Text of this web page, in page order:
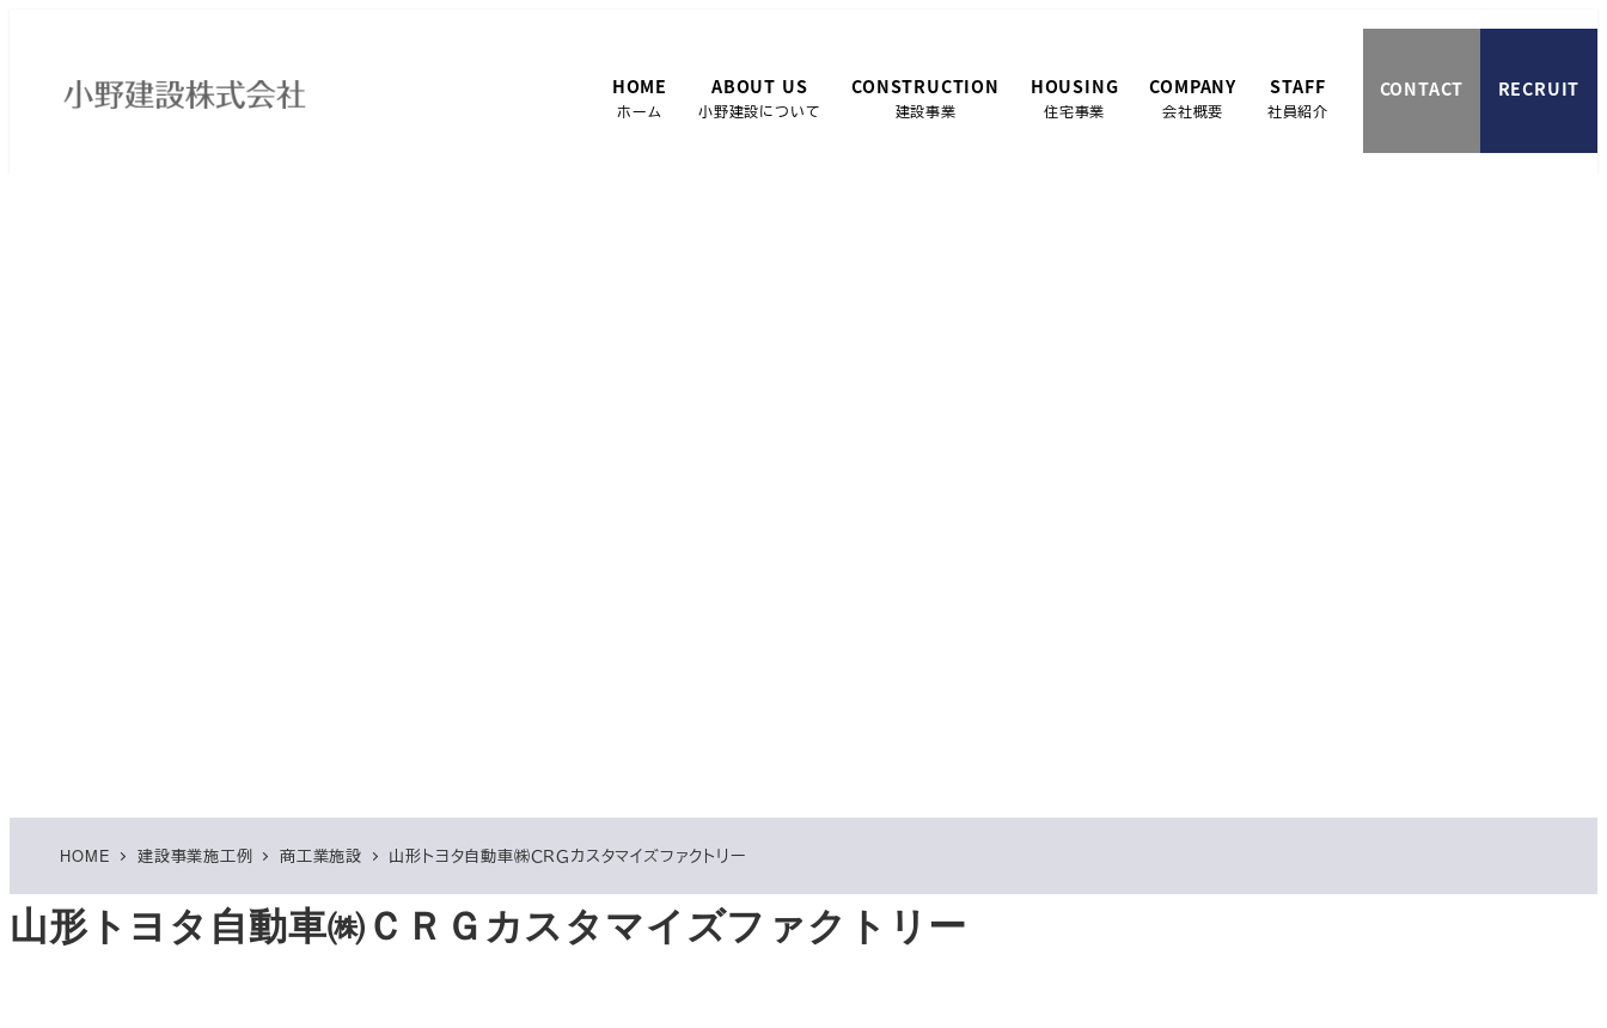
HOME
ホーム
ABOUT US
小野建設について
CONSTRUCTION
建設事業
HOUSING
住宅事業
COMPANY
会社概要
STAFF
社員紹介
CONTACT RECRUIT
HOME 建設事業施工例 商工業施設 山形トヨタ自動車㈱ＣＲＧカスタマイズファクトリー
山形トヨタ自動車㈱ＣＲＧカスタマイズファクトリー